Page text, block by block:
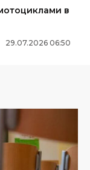
в
29.07.2026 06:50